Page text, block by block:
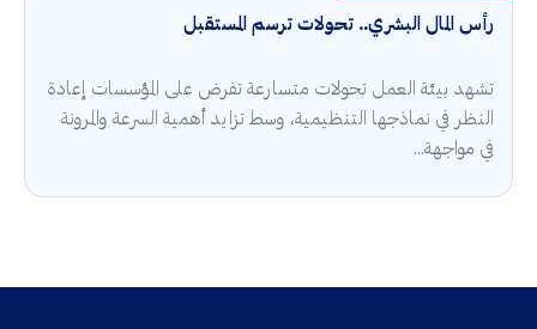
رأس المال البشري.. تحولات ترسم المستقبل
تشهد بيئة العمل تحولات متسارعة تفرض على المؤسسات إعادة
النظر في نماذجها التنظيمية، وسط تزايد أهمية السرعة والمرونة
في مواجهة...